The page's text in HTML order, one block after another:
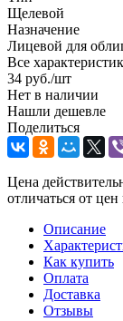
Щелевой
Назначение
Лицевой для
Все
34 руб./шт
Нет в наличии
Нашли дешевле
Поделиться
Цена
отличаться от
Описание
Как купить
Оплата
Доставка
Отзывы